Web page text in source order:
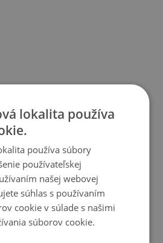
cm
1,6 mm
obklady, kov alebo farbu.
lokalita používa
používa súbory
používateľskej
našej webovej
súhlas s používaním
cookie v súlade s našimi
súborov cookie.